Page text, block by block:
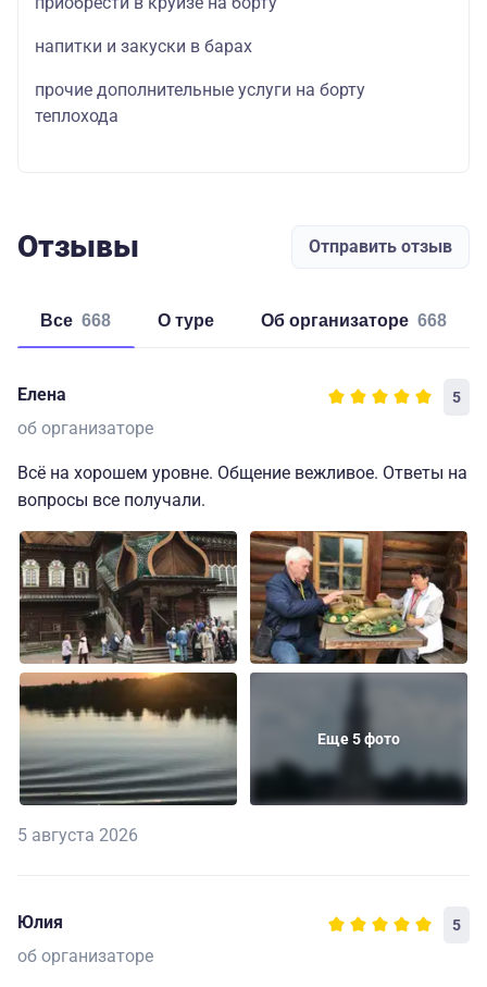
напитки и закуски в барах
прочие дополнительные услуги на борту
теплохода
Отзывы Отправить отзыв
Все 668 о туре об организаторе 668
Елена 5
об организаторе
Всё на хорошем уровне. Общение вежливое. Ответы на
вопросы все получали.
Еще 5 фото
5 августа 2026
Юлия 5
об организаторе